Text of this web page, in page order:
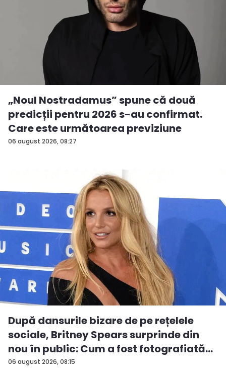
06 august 2026, 08:27
„Noul Nostradamus” spune că două
predicții pentru 2026 s-au confirmat.
Care este următoarea previziune
06 august 2026, 08:15
După dansurile bizare de pe rețelele
sociale, Britney Spears surprinde din
nou în public: Cum a fost fotografiată
î...